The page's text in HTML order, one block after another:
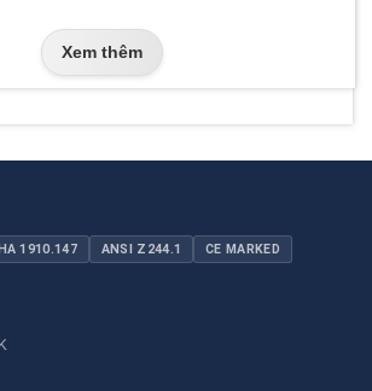
& Nâng Hạ
an toàn, bánh xe chống trơn trượt và
(Safety Barriers) giúp phân luồng giao
khuất, ngã tư kho hàng để mở rộng
chạm đáng tiếc.
& Thiết Bị Lưu Trữ Hóa Chất
Xem thêm
1910.147 ANSI Z244.1 CE MARKED